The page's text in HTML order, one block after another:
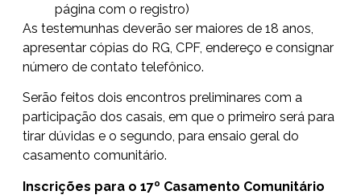
página com o registro)
As testemunhas deverão ser maiores de 18 anos,
apresentar cópias do RG, CPF, endereço e consignar
número de contato telefônico.
Serão feitos dois encontros preliminares com a
participação dos casais, em que o primeiro será para
tirar dúvidas e o segundo, para ensaio geral do
casamento comunitário.
Inscrições para o 17º Casamento Comunitário